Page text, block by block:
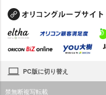
PC版に切り替え
禁無断複写転載